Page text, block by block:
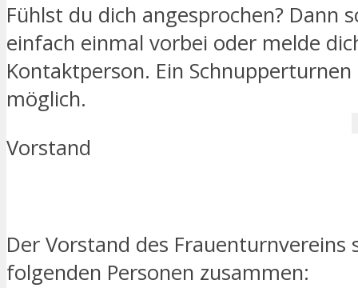
Fühlst du dich angesprochen? Dann
einfach einmal vorbei oder melde
Kontaktperson. Ein
möglich.
Vorstand
Der Vorstand des Frauenturnvereins
folgenden Personen zusammen: